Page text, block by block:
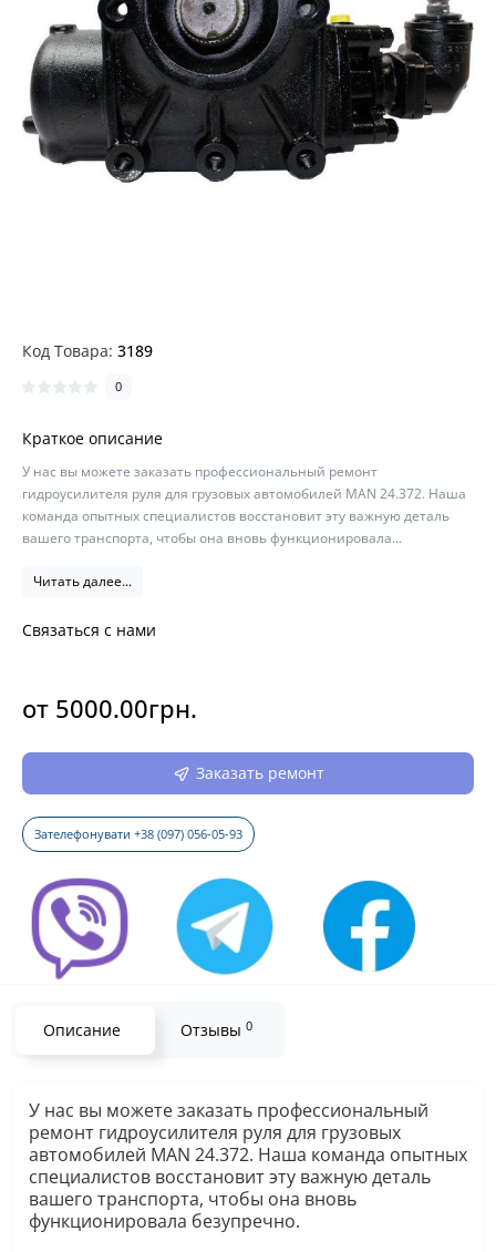
Код Товара: 3189
0
Краткое описание
У нас вы можете заказать профессиональный ремонт
гидроусилителя руля для грузовых автомобилей MAN 24.372. Наша
команда опытных специалистов восстановит эту важную деталь
вашего транспорта, чтобы она вновь функционировала...
Читать далее...
Связаться с нами
от 5000.00грн.
Заказать ремонт
Зателефонувати +38 (097) 056-05-93
Описание Отзывы 0
У нас вы можете заказать профессиональный
ремонт гидроусилителя руля для грузовых
автомобилей MAN 24.372. Наша команда опытных
специалистов восстановит эту важную деталь
вашего транспорта, чтобы она вновь
функционировала безупречно.